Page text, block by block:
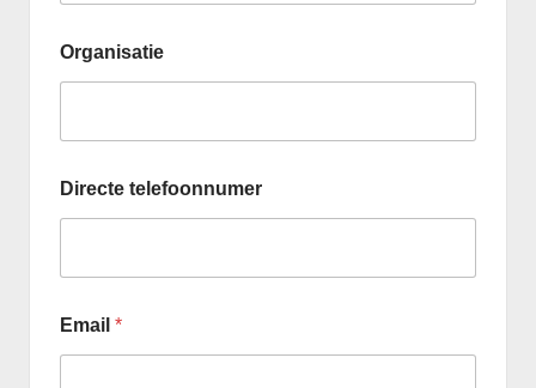
u
l
e
e
a
n
l
e
n
Organisatie
Directe telefoonnumer
Email *